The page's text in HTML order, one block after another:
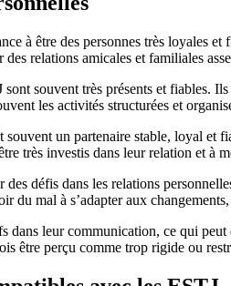
à être des personnes très loyales
relations amicales et familiales
souvent très présents et fiables.
les activités structurées et
un partenaire stable, loyal et
très investis dans leur relation et à
défis dans les relations
du mal à s’adapter aux
dans leur communication, ce qui
être perçu comme trop rigide ou